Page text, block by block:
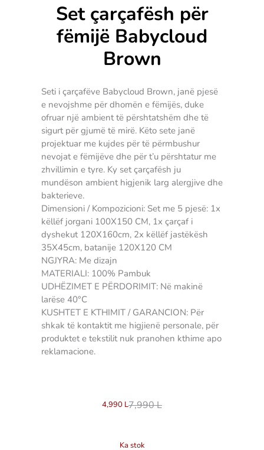
Set çarçafësh për
fëmijë Babycloud
Brown
Seti i çarçafëve Babycloud Brown, janë pjesë
e nevojshme për dhomën e fëmijës, duke
ofruar një ambient të përshtatshëm dhe të
sigurt për gjumë të mirë. Këto sete janë
projektuar me kujdes për të përmbushur
nevojat e fëmijëve dhe për t’u përshtatur me
zhvillimin e tyre. Ky set çarçafësh ju
mundëson ambient higjenik larg alergjive dhe
bakterieve.
Dimensioni / Kompozicioni: Set me 5 pjesë: 1x
këllëf jorgani 100X150 CM, 1x çarçaf i
dyshekut 120X160cm, 2x këllëf jastëkësh
35X45cm, batanije 120X120 CM
NGJYRA: Me dizajn
MATERIALI: 100% Pambuk
UDHËZIMET E PËRDORIMIT: Në makinë
larëse 40°C
KUSHTET E KTHIMIT / GARANCION: Për
shkak të kontaktit me higjienë personale, për
produktet e tekstilit nuk pranohen kthime apo
reklamacione.
7,990L
4,990 L
Ka stok